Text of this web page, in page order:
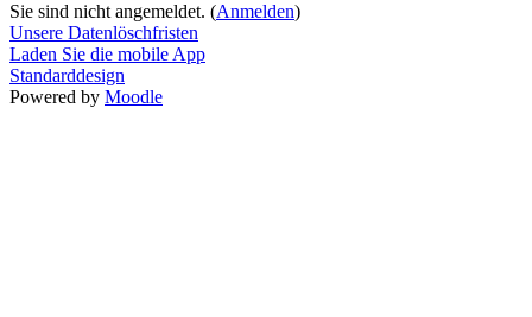
Sie sind nicht angemeldet. (Anmelden)
Unsere Datenlöschfristen
Laden Sie die mobile App
Standarddesign
Powered by Moodle